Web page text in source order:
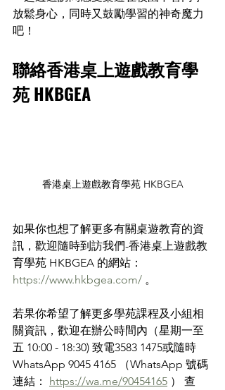
放鬆身心，同時又鼓勵學習的神奇魔力
吧！
聯絡香港桌上遊戲教育學
苑 HKBGEA
香港桌上遊戲教育學苑 HKBGEA
如果你也想了解更多有關桌遊教育的資
訊，歡迎隨時到訪我們-香港桌上遊戲教
育學苑 HKBGEA 的網站：
https://www.hkbgea.com/ 。
若果你希望了解更多學苑課程及小組相
關資訊，歡迎在辦公時間內（星期一至
五 10:00 - 18:30) 致電3583 1475或隨時
WhatsApp 9045 4165 （WhatsApp 號碼
連結： https://wa.me/90454165 ） 查